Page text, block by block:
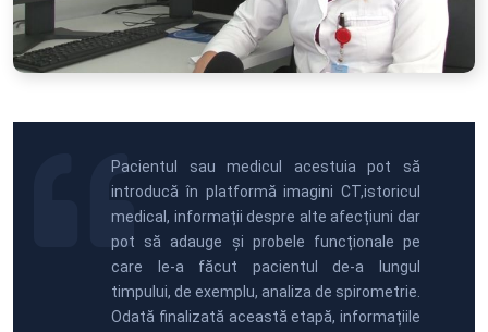
Pacientul sau medicul acestuia pot să
introducă în platformă imagini CT,istoricul
medical, informații despre alte afecțiuni dar
pot să adauge și probele funcționale pe
care le-a făcut pacientul de-a lungul
timpului, de exemplu, analiza de spirometrie.
Odată finalizată această etapă, informațiile